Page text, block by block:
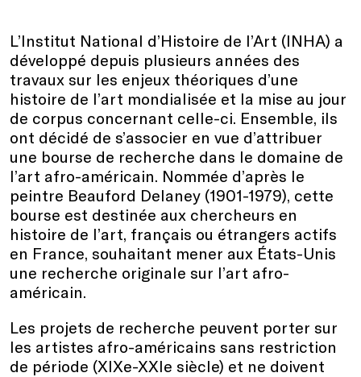
L’Institut National d’Histoire de l’Art (INHA) a
développé depuis plusieurs années des
travaux sur les enjeux théoriques d’une
histoire de l’art mondialisée et la mise au jour
de corpus concernant celle-ci. Ensemble, ils
ont décidé de s’associer en vue d’attribuer
une bourse de recherche dans le domaine de
l’art afro-américain. Nommée d’après le
peintre Beauford Delaney (1901-1979), cette
bourse est destinée aux chercheurs en
histoire de l’art, français ou étrangers actifs
en France, souhaitant mener aux États-Unis
une recherche originale sur l’art afro-
américain.
Les projets de recherche peuvent porter sur
les artistes afro-américains sans restriction
de période (XIXe-XXIe siècle) et ne doivent